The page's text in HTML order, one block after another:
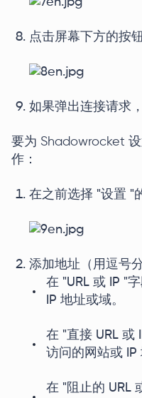
点击屏幕下方的按
如果弹出连接请求
要为 Shadowrocket
作：
在之前选择 "设置 "
添加地址（用逗号
在 "URL 或 IP "
IP 地址或域。
在 "直接 URL 或
访问的网站或 IP
在 "阻止的 URL